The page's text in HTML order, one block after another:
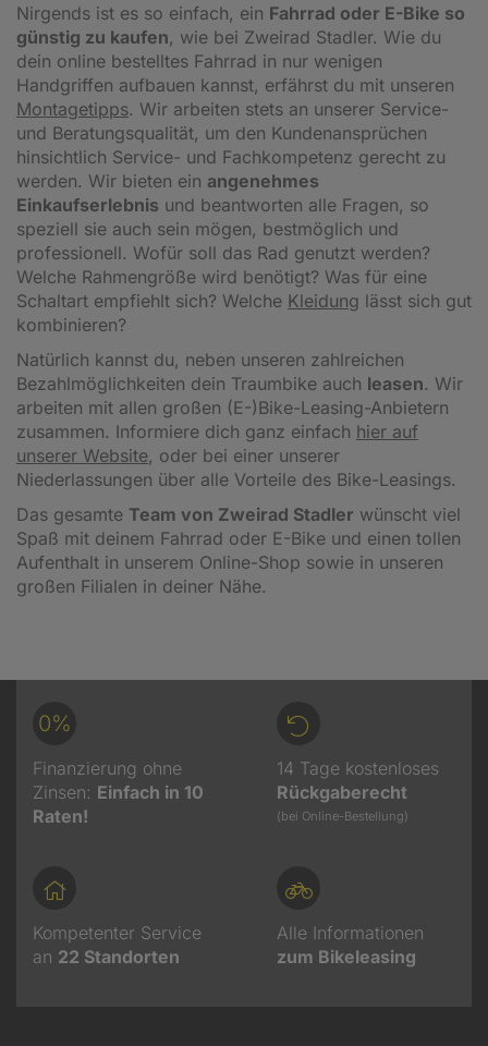
Nirgends ist es so einfach, ein Fahrrad oder E-Bike so
günstig zu kaufen, wie bei Zweirad Stadler. Wie du
dein online bestelltes Fahrrad in nur wenigen
Handgriffen aufbauen kannst, erfährst du mit unseren
Montagetipps. Wir arbeiten stets an unserer Service-
und Beratungsqualität, um den Kundenansprüchen
hinsichtlich Service- und Fachkompetenz gerecht zu
werden. Wir bieten ein angenehmes
Einkaufserlebnis und beantworten alle Fragen, so
speziell sie auch sein mögen, bestmöglich und
professionell. Wofür soll das Rad genutzt werden?
Welche Rahmengröße wird benötigt? Was für eine
Schaltart empfiehlt sich? Welche Kleidung lässt sich gut
kombinieren?
Natürlich kannst du, neben unseren zahlreichen
Bezahlmöglichkeiten dein Traumbike auch leasen. Wir
arbeiten mit allen großen (E-)Bike-Leasing-Anbietern
zusammen. Informiere dich ganz einfach hier auf
unserer Website, oder bei einer unserer
Niederlassungen über alle Vorteile des Bike-Leasings.
Das gesamte Team von Zweirad Stadler wünscht viel
Spaß mit deinem Fahrrad oder E-Bike und einen tollen
Aufenthalt in unserem Online-Shop sowie in unseren
großen Filialen in deiner Nähe.
0%
Finanzierung ohne
Zinsen: Einfach in 10
Raten!
14 Tage kostenloses
Rückgaberecht
(bei Online-Bestellung)
Kompetenter Service
an 22 Standorten
Alle Informationen
zum Bikeleasing